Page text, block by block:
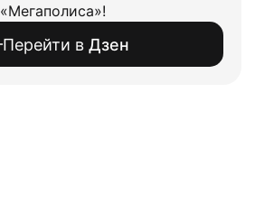
«Мегаполиса»!
Перейти в Дзен